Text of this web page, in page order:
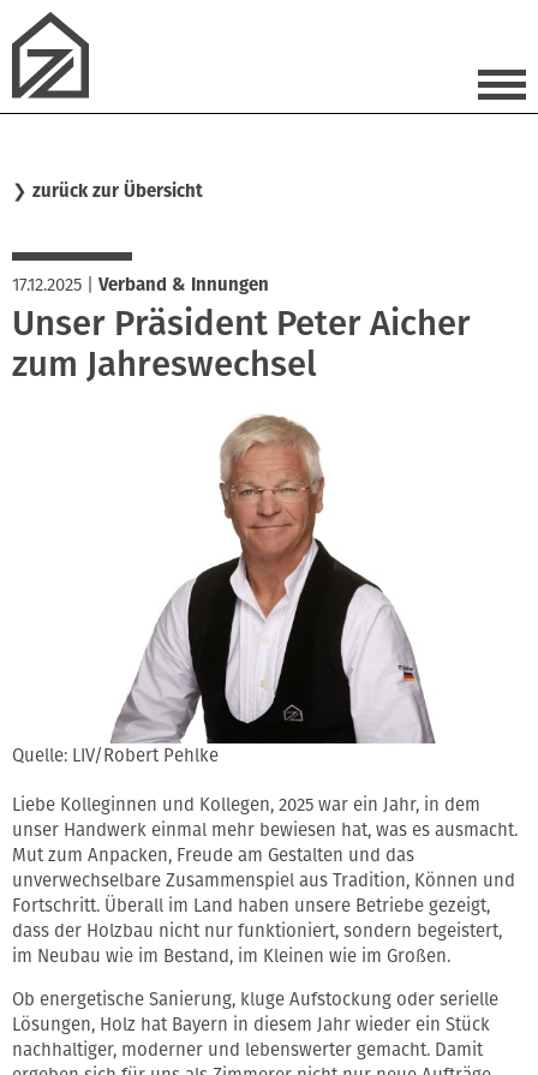
❯ zurück zur Übersicht
17.12.2025 Verband & Innungen
Unser Präsident Peter Aicher
zum Jahreswechsel
Quelle: LIV/Robert Pehlke
Liebe Kolleginnen und Kollegen, 2025 war ein Jahr, in dem
unser Handwerk einmal mehr bewiesen hat, was es ausmacht.
Mut zum Anpacken, Freude am Gestalten und das
unverwechselbare Zusammenspiel aus Tradition, Können und
Fortschritt. Überall im Land haben unsere Betriebe gezeigt,
dass der Holzbau nicht nur funktioniert, sondern begeistert,
im Neubau wie im Bestand, im Kleinen wie im Großen.
Ob energetische Sanierung, kluge Aufstockung oder serielle
Lösungen, Holz hat Bayern in diesem Jahr wieder ein Stück
nachhaltiger, moderner und lebenswerter gemacht. Damit